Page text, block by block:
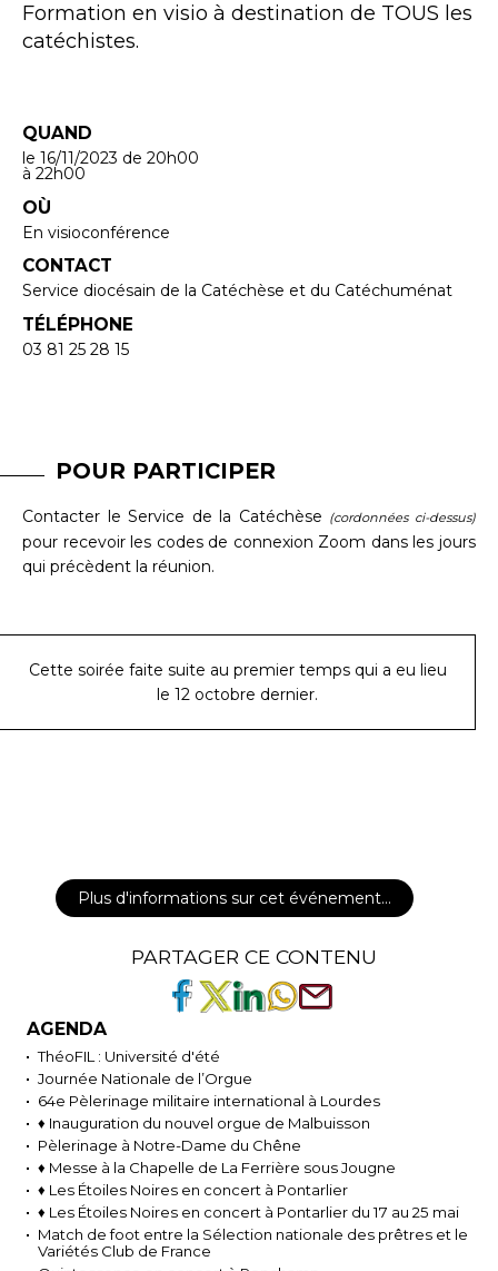
Formation en visio à destination de TOUS les
catéchistes.
QUAND
le 16/11/2023 de 20h00
à 22h00
OÙ
En visioconférence
CONTACT
Service diocésain de la Catéchèse et du Catéchuménat
TÉLÉPHONE
03 81 25 28 15
POUR PARTICIPER
Contacter le Service de la Catéchèse (cordonnées ci-dessus)
pour recevoir les codes de connexion Zoom dans les jours
qui précèdent la réunion.
Cette soirée faite suite au premier temps qui a eu lieu
le 12 octobre dernier.
Plus d'informations sur cet événement…
PARTAGER CE CONTENU
AGENDA
ThéoFIL : Université d'été
Journée Nationale de l’Orgue
64e Pèlerinage militaire international à Lourdes
♦ Inauguration du nouvel orgue de Malbuisson
Pèlerinage à Notre-Dame du Chêne
♦ Messe à la Chapelle de La Ferrière sous Jougne
♦ Les Étoiles Noires en concert à Pontarlier
♦ Les Étoiles Noires en concert à Pontarlier du 17 au 25 mai
Match de foot entre la Sélection nationale des prêtres et le
Variétés Club de France